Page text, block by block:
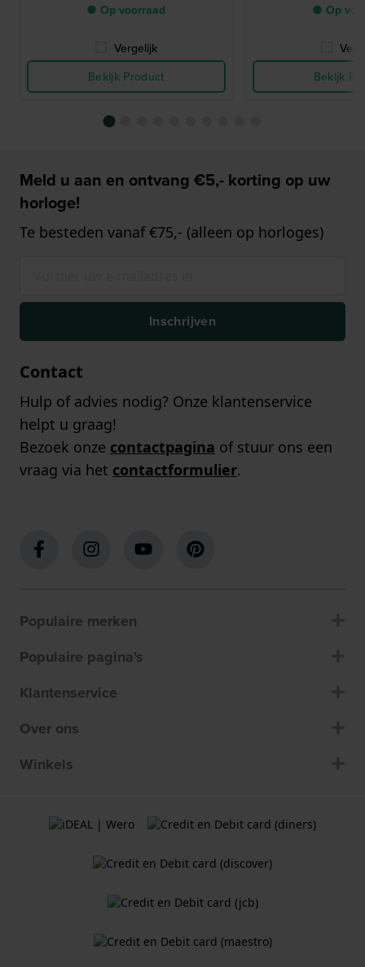
● Op voorraad
Vergelijk
Bekijk Product
● Op
Bekijk
Meld u aan en ontvang €5,- korting op uw
horloge!
Te besteden vanaf €75,- (alleen op horloges)
Inschrijven
Contact
Hulp of advies nodig? Onze klantenservice
helpt u graag!
Bezoek onze contactpagina of stuur ons een
vraag via het contactformulier.
Populaire merken
Populaire pagina's
Klantenservice
Over ons
Winkels